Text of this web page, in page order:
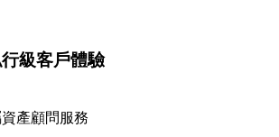
級客戶體驗
產顧問服務